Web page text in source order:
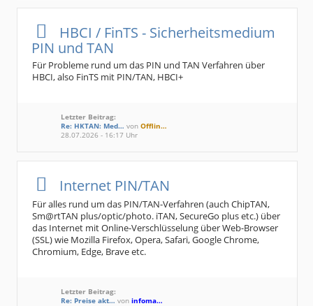
HBCI / FinTS - Sicherheitsmedium
PIN und TAN
Für Probleme rund um das PIN und TAN Verfahren über
HBCI, also FinTS mit PIN/TAN, HBCI+
Letzter Beitrag:
Re: HKTAN: Med… von Offlin…
28.07.2026 - 16:17 Uhr
Internet PIN/TAN
Für alles rund um das PIN/TAN-Verfahren (auch ChipTAN,
Sm@rtTAN plus/optic/photo. iTAN, SecureGo plus etc.) über
das Internet mit Online-Verschlüsselung über Web-Browser
(SSL) wie Mozilla Firefox, Opera, Safari, Google Chrome,
Chromium, Edge, Brave etc.
Letzter Beitrag:
Re: Preise akt… von infoma…